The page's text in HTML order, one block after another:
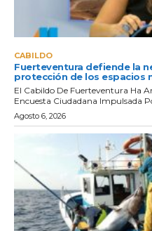
CABILDO
Fuerteventura defiende la
protección de los espacios
El Cabildo De Fuerteventura Ha
Encuesta Ciudadana Impulsada
Agosto 6, 2026